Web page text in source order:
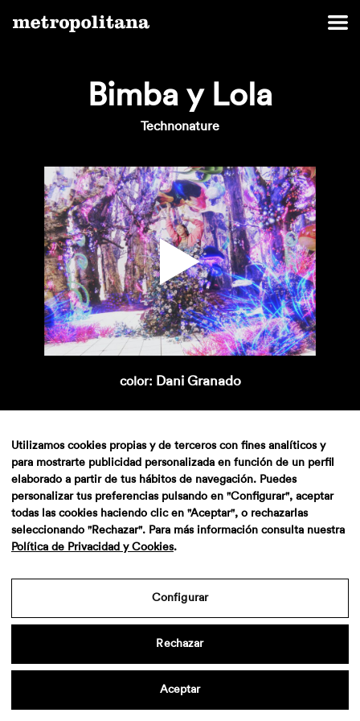
Bimba y Lola
Technonature
color: Dani Granado
Aviso legal
Utilizamos cookies propias y de terceros con fines analíticos y
para mostrarte publicidad personalizada en función de un perfil
elaborado a partir de tus hábitos de navegación. Puedes
personalizar tus preferencias pulsando en "Configurar", aceptar
todas las cookies haciendo clic en "Aceptar", o rechazarlas
seleccionando "Rechazar". Para más información consulta nuestra
Política de Privacidad y Cookies.
Configurar
Rechazar
Aceptar